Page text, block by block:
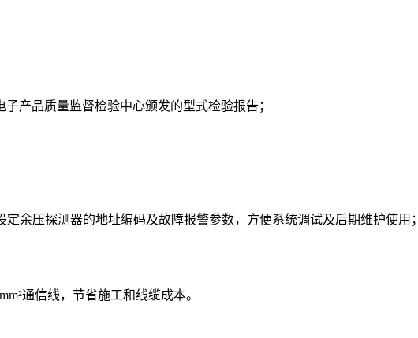
产品质量监督检验中心颁发的型式检验报告；
余压探测器的地址编码及故障报警参数，方便系统调试及后期维护使用；
通信线，节省施工和线缆成本。